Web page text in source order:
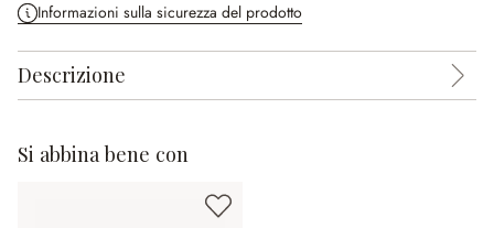
Informazioni sulla sicurezza del prodotto
Descrizione
Si abbina bene con